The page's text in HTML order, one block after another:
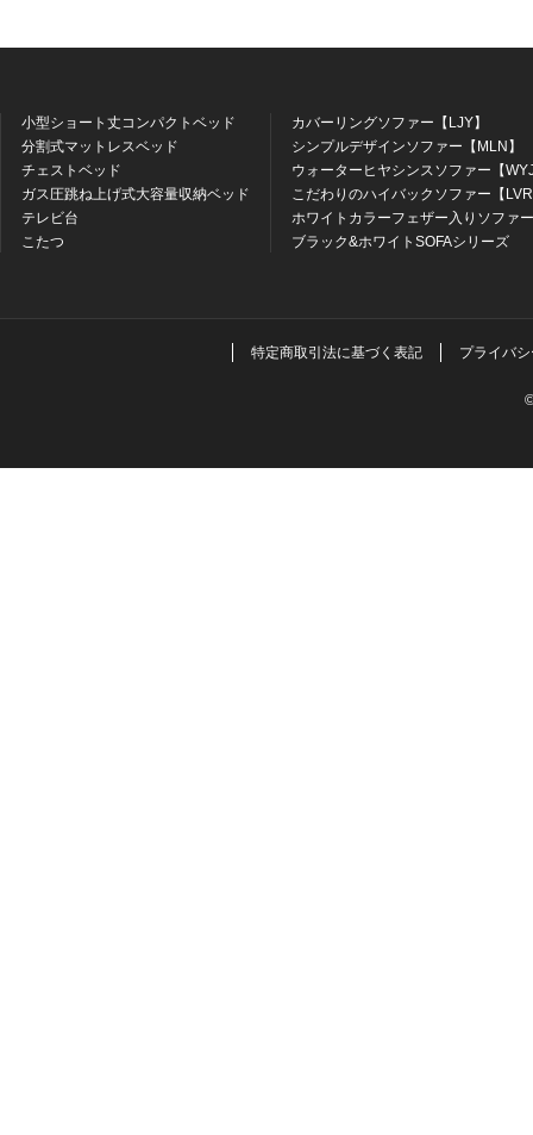
小型ショート丈コンパクトベッド
分割式マットレスベッド
チェストベッド
ガス圧跳ね上げ式大容量収納ベッド
テレビ台
こたつ
カバーリングソファー【LJY】
シンプルデザインソファー【MLN】
ウォーターヒヤシンスソファー【
こだわりのハイバックソファー【
ホワイトカラーフェザー入りソファ
ブラック&ホワイトSOFAシリーズ
特定商取引法に基づく表記 プライバ